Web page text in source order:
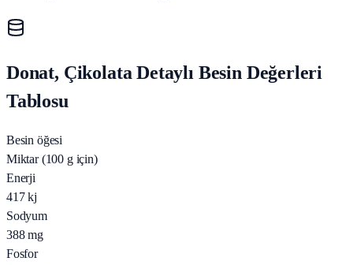
Donat, Çikolata Detaylı Besin Değerleri
Tablosu
Besin öğesi
Miktar (100 g için)
Enerji
417 kj
Sodyum
388 mg
Fosfor